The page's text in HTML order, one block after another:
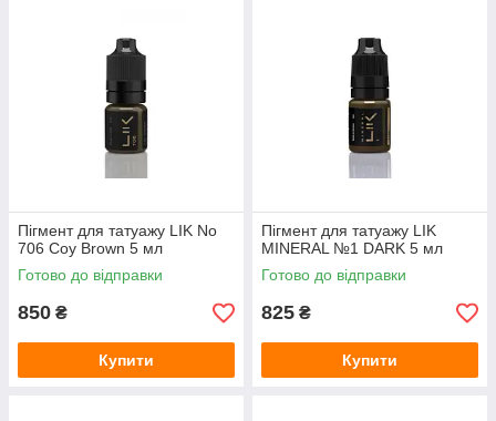
Пігмент для татуажу LIK No
706 Coy Brown 5 мл
Готово до відправки
850 ₴
Купити
Пігмент для татуажу LIK
MINERAL №1 DARK 5 мл
Готово до відправки
825 ₴
Купити